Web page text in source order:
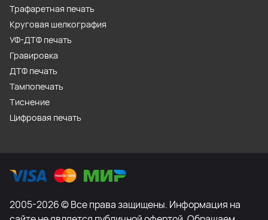
Трафаретная печать
Круговая шелкография
УФ-ДТФ печать
Гравировка
ДТФ печать
Тампопечать
Тиснение
Цифровая печать
2005-2026 © Все права защищены. Информация на